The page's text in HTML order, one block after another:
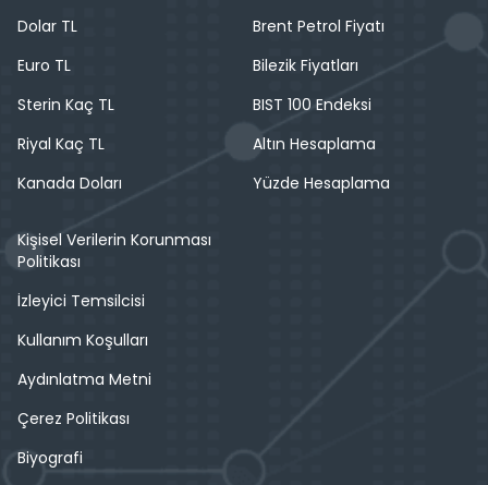
Dolar TL
Euro TL
Sterin Kaç TL
Riyal Kaç TL
Kanada Doları
Brent Petrol Fiyatı
Bilezik Fiyatları
BIST 100 Endeksi
Altın Hesaplama
Yüzde Hesaplama
Kişisel Verilerin Korunması
Politikası
İzleyici Temsilcisi
Kullanım Koşulları
Aydınlatma Metni
Çerez Politikası
Biyografi